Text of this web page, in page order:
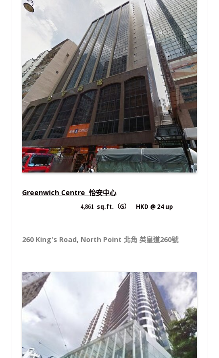
Greenwich Centre 怡安中心
4,861 sq.ft.（G） HKD @ 24 up
260 King's Road, North Point 北角 英皇道260號